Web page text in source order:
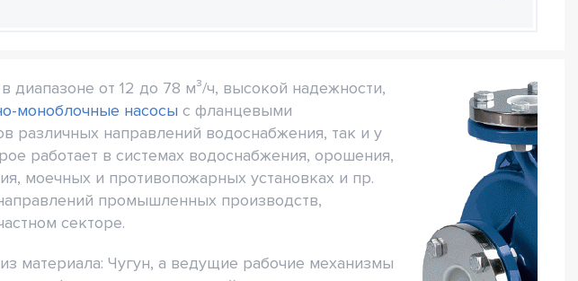
диапазоне от 12 до 78 м³/ч, высокой надежности,
моноблочные насосы с фланцевыми
различных направлений водоснабжения, так и у
работает в системах водоснабжения, орошения,
моечных и противопожарных установках и пр.
промышленных производств,
секторе.
материала: Чугун, а ведущие рабочие механизмы